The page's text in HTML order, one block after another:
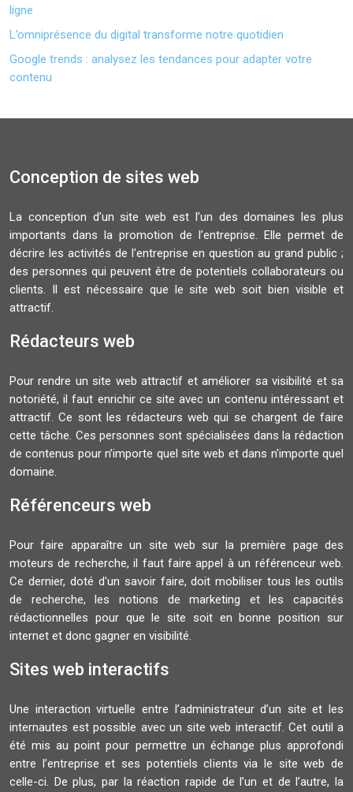
ligne
L’omniprésence du digital transforme notre quotidien
Google trends : analysez les tendances pour adapter votre
contenu
Conception de sites web
La conception d’un site web est l’un des domaines les plus
importants dans la promotion de l’entreprise. Elle permet de
décrire les activités de l'entreprise en question au grand public ;
des personnes qui peuvent être de potentiels collaborateurs ou
clients. Il est nécessaire que le site web soit bien visible et
attractif.
Rédacteurs web
Pour rendre un site web attractif et améliorer sa visibilité et sa
notoriété, il faut enrichir ce site avec un contenu intéressant et
attractif. Ce sont les rédacteurs web qui se chargent de faire
cette tâche. Ces personnes sont spécialisées dans la rédaction
de contenus pour n’importe quel site web et dans n'importe quel
domaine.
Référenceurs web
Pour faire apparaître un site web sur la première page des
moteurs de recherche, il faut faire appel à un référenceur web.
Ce dernier, doté d'un savoir faire, doit mobiliser tous les outils
de recherche, les notions de marketing et les capacités
rédactionnelles pour que le site soit en bonne position sur
internet et donc gagner en visibilité.
Sites web interactifs
Une interaction virtuelle entre l’administrateur d’un site et les
internautes est possible avec un site web interactif. Cet outil a
été mis au point pour permettre un échange plus approfondi
entre l’entreprise et ses potentiels clients via le site web de
celle-ci. De plus, par la réaction rapide de l’un et de l’autre, la